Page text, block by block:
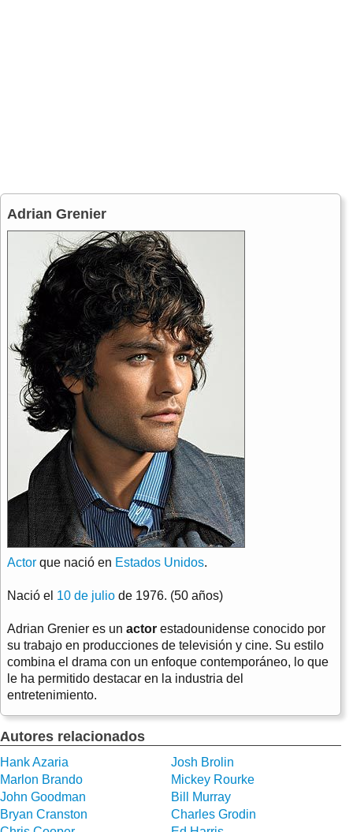
Adrian Grenier
Actor que nació en Estados Unidos.
Nació el 10 de julio de 1976. (50 años)
Adrian Grenier es un actor estadounidense conocido por
su trabajo en producciones de televisión y cine. Su estilo
combina el drama con un enfoque contemporáneo, lo que
le ha permitido destacar en la industria del
entretenimiento.
Autores relacionados
Hank Azaria
Josh Brolin
Marlon Brando
Mickey Rourke
John Goodman
Bill Murray
Bryan Cranston
Charles Grodin